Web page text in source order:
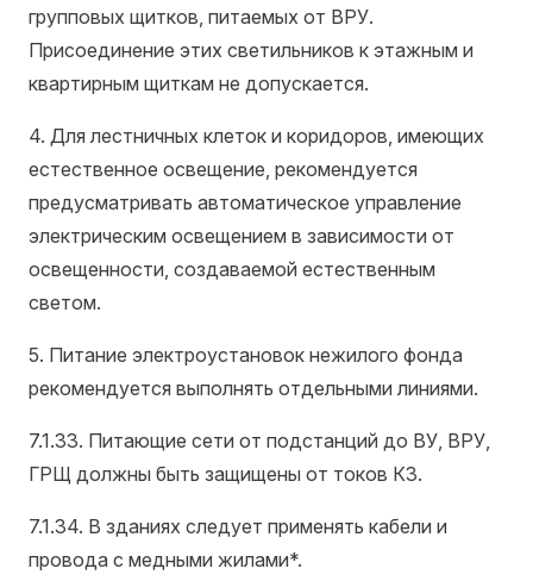
групповых щитков, питаемых от ВРУ.
Присоединение этих светильников к этажным и
квартирным щиткам не допускается.
4. Для лестничных клеток и коридоров, имеющих
естественное освещение, рекомендуется
предусматривать автоматическое управление
электрическим освещением в зависимости от
освещенности, создаваемой естественным
светом.
5. Питание электроустановок нежилого фонда
рекомендуется выполнять отдельными линиями.
7.1.33. Питающие сети от подстанций до ВУ, ВРУ,
ГРЩ должны быть защищены от токов КЗ.
7.1.34. В зданиях следует применять кабели и
провода с медными жилами*.